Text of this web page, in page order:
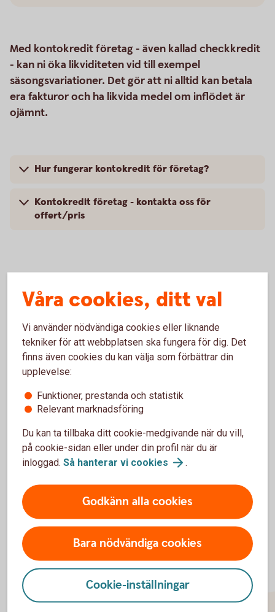
Med kontokredit företag - även kallad checkkredit
- kan ni öka likviditeten vid till exempel
säsongsvariationer. Det gör att ni alltid kan betala
era fakturor och ha likvida medel om inflödet är
ojämnt.
Hur fungerar kontokredit för företag?
Kontokredit företag - kontakta oss för
offert/pris
Andra alternativ till extra
rörelsekapital
Fakturabelåning
För att se detta innehåll behöver du först
godkänna cookies för Funktioner, prestanda
och statistik.
Inställningar för cookies
Våra cookies, ditt val
Vi använder nödvändiga cookies eller liknande
tekniker för att webbplatsen ska fungera för dig. Det
finns även cookies du kan välja som förbättrar din
upplevelse:
Funktioner, prestanda och statistik
Relevant marknadsföring
Du kan ta tillbaka ditt cookie-medgivande när du vill,
på cookie-sidan eller under din profil när du är
inloggad. Så hanterar vi cookies .
Godkänn alla cookies
Bara nödvändiga cookies
Cookie-inställningar